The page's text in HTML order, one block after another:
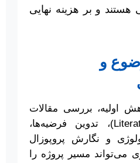
و بر هزینه نهایی
و
اولیه، بررسی مقالات
مرتبط (Literature Review)، تدوین فرضیه‌ها،
و نگارش پروپوزال
می‌تواند مسیر پروژه را